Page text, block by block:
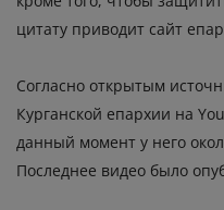
цитату приводит сайт
Согласно открытым
Курганской епархии на
данный момент у него
Последнее видео было